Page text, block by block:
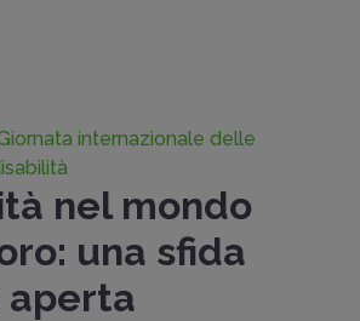
internazionale delle
nel mondo
una sfida
aperta